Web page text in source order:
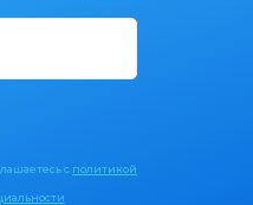
с политикой